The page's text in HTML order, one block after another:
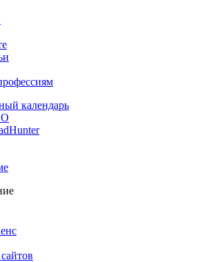
календарь